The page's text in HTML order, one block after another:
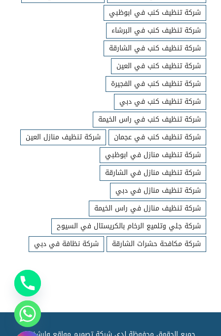
شركة تنظيف كنب في ابوظبي
شركة تنظيف كنب في البرشاء
شركة تنظيف كنب في الشارقة
شركة تنظيف كنب في العين
شركة تنظيف كنب في الفجيرة
شركة تنظيف كنب في دبي
شركة تنظيف كنب في راس الخيمة
شركة تنظيف كنب في عجمان
شركة تنظيف منازل العين
شركة تنظيف منازل في ابوظبي
شركة تنظيف منازل في الشارقة
شركة تنظيف منازل في دبي
شركة تنظيف منازل في راس الخيمة
شركة جلي وتلميع الرخام بالكريستال في السيوح
شركة مكافحة حشرات الشارقة
شركة نظافة في دبي